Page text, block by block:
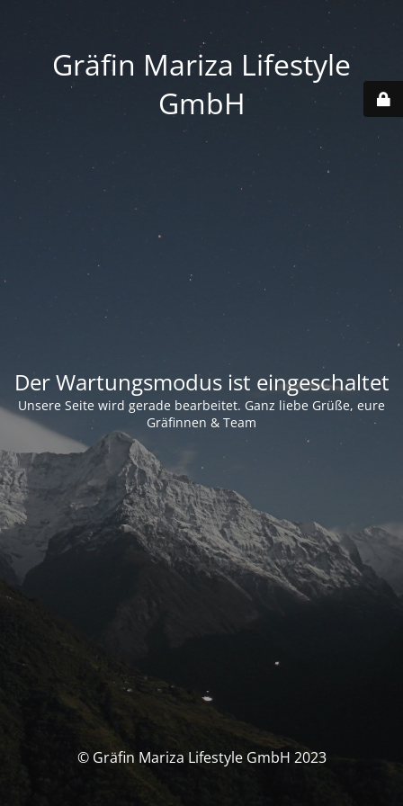
Gräfin Mariza Lifestyle
GmbH
Der Wartungsmodus ist eingeschaltet
Unsere Seite wird gerade bearbeitet. Ganz liebe Grüße, eure
Gräfinnen & Team
© Gräfin Mariza Lifestyle GmbH 2023